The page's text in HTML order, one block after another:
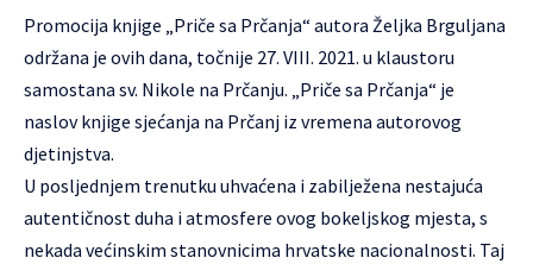
Promocija knjige „Priče sa Prčanja“ autora Željka Brguljana
održana je ovih dana, točnije 27. VIII. 2021. u klaustoru
samostana sv. Nikole na Prčanju. „Priče sa Prčanja“ je
naslov knjige sjećanja na Prčanj iz vremena autorovog
djetinjstva.
U posljednjem trenutku uhvaćena i zabilježena nestajuća
autentičnost duha i atmosfere ovog bokeljskog mjesta, s
nekada većinskim stanovnicima hrvatske nacionalnosti. Taj